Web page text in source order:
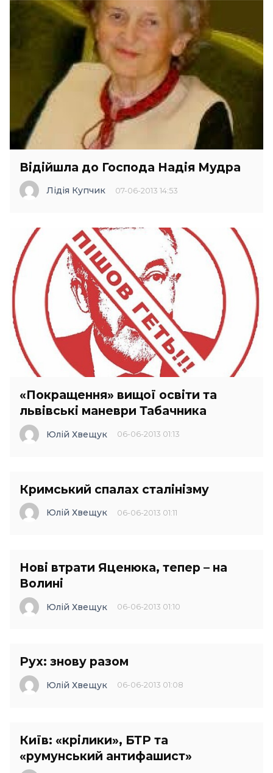
Відійшла до Господа Надія Мудра
Лідія Купчик 07-06-2013 14:53
«Покращення» вищої освіти та
львівські маневри Табачника
Юлій Хвещук 06-06-2013 01:13
Кримський спалах сталінізму
Юлій Хвещук 06-06-2013 01:11
Нові втрати Яценюка, тепер – на
Волині
Юлій Хвещук 06-06-2013 01:10
Рух: знову разом
Юлій Хвещук 06-06-2013 01:08
Київ: «крілики», БТР та
«румунський антифашист»